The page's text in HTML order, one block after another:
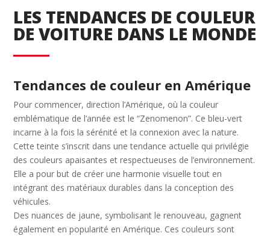
LES TENDANCES DE COULEUR
DE VOITURE DANS LE MONDE
Tendances de couleur en Amérique
Pour commencer, direction l’Amérique, où la couleur
emblématique de l’année est le “Zenomenon”. Ce bleu-vert
incarne à la fois la sérénité et la connexion avec la nature.
Cette teinte s’inscrit dans une tendance actuelle qui privilégie
des couleurs apaisantes et respectueuses de l’environnement.
Elle a pour but de créer une harmonie visuelle tout en
intégrant des matériaux durables dans la conception des
véhicules.
Des nuances de jaune, symbolisant le renouveau, gagnent
également en popularité en Amérique. Ces couleurs sont